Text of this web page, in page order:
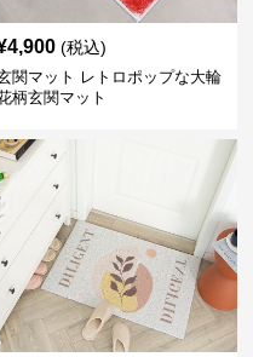
4,900 (税込)
関マット レトロポップな大輪
柄玄関マット